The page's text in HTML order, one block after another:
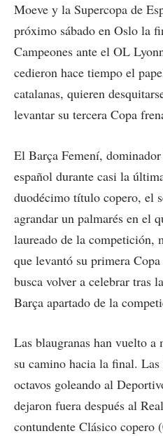
Moeve y la Supercopa de
próximo sábado en Oslo la
Campeones ante el OL
cedieron hace tiempo el
catalanas, quieren
levantar su tercera Copa
El Barça Femení,
español durante casi la
duodécimo título copero, el
agrandar un palmarés en el
laureado de la competición,
que levantó su primera
busca volver a celebrar tras
Barça apartado de la
Las blaugranas han vuelto a
su camino hacia la final.
octavos goleando al
dejaron fuera después al
contundente Clásico copero